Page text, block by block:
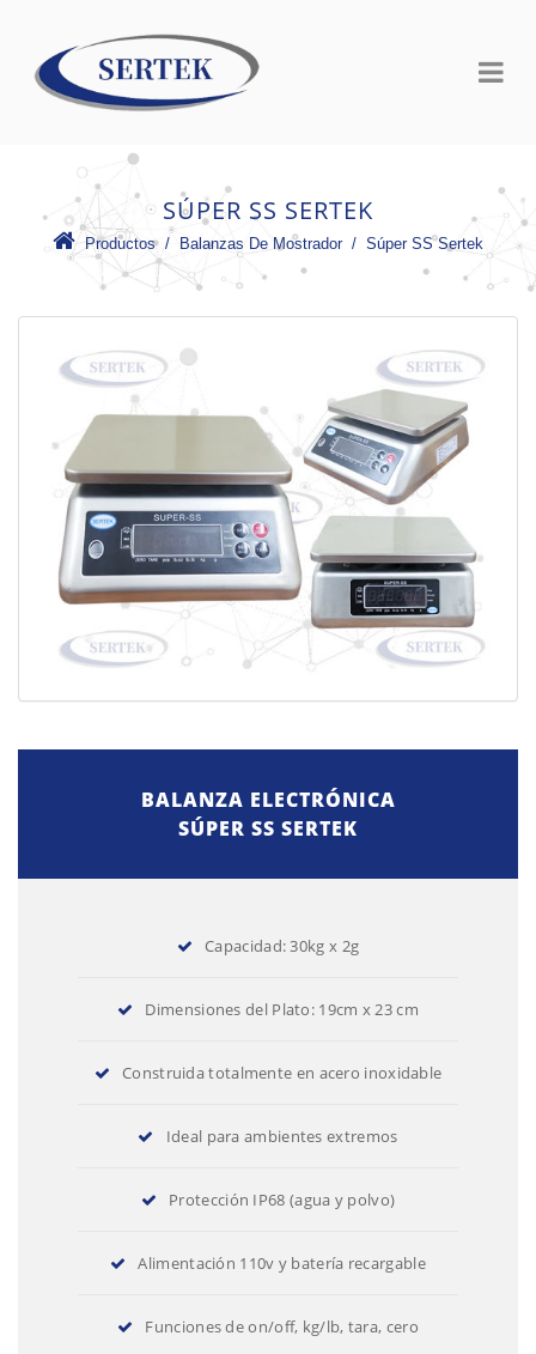
SÚPER SS SERTEK
Productos / Balanzas De Mostrador / Súper SS Sertek
BALANZA ELECTRÓNICA
SÚPER SS SERTEK
Capacidad: 30kg x 2g
Dimensiones del Plato: 19cm x 23 cm
Construida totalmente en acero inoxidable
Ideal para ambientes extremos
Protección IP68 (agua y polvo)
Alimentación 110v y batería recargable
Funciones de on/off, kg/lb, tara, cero